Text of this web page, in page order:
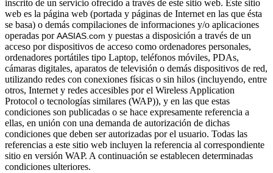
inscrito de un servicio ofrecido a través de este sitio web. Este sitio
web es la página web (portada y páginas de Internet en las que ésta
se basa) o demás compilaciones de informaciones y/o aplicaciones
operadas porAASIAS.com y puestas a disposición a través de un
acceso por dispositivos de acceso como ordenadores personales,
ordenadores portátiles tipo Laptop, teléfonos móviles, PDAs,
cámaras digitales, aparatos de televisión o demás dispositivos de red,
utilizando redes con conexiones físicas o sin hilos (incluyendo, entre
otros, Internet y redes accesibles por el Wireless Application
Protocol o tecnologías similares (WAP)), y en las que estas
condiciones son publicadas o se hace expresamente referencia a
ellas, en unión con una demanda de autorización de dichas
condiciones que deben ser autorizadas por el usuario. Todas las
referencias a este sitio web incluyen la referencia al correspondiente
sitio en versión WAP. A continuación se establecen determinadas
condiciones ulteriores.